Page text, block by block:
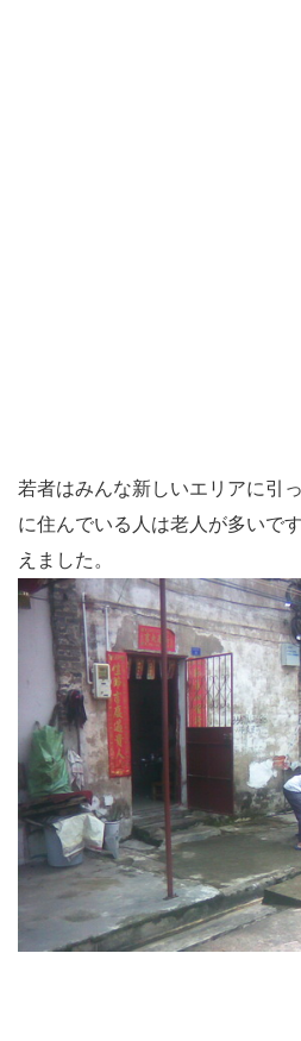
若者はみんな新しいエリアに引
に住んでいる人は老人が多いで
えました。